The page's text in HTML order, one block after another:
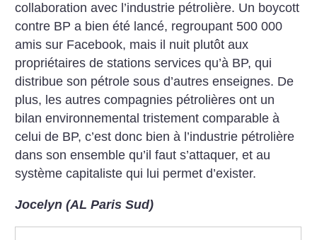
collaboration avec l’industrie pétrolière. Un boycott
contre BP a bien été lancé, regroupant 500 000
amis sur Facebook, mais il nuit plutôt aux
propriétaires de stations services qu’à BP, qui
distribue son pétrole sous d’autres enseignes. De
plus, les autres compagnies pétrolières ont un
bilan environnemental tristement comparable à
celui de BP, c’est donc bien à l’industrie pétrolière
dans son ensemble qu’il faut s’attaquer, et au
système capitaliste qui lui permet d’exister.
Jocelyn (AL Paris Sud)